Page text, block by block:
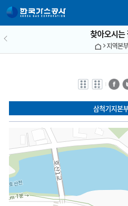
찾아오시는
지역본부
전자점자
바로보기
전자점자
다운로드
페이스북
트
삼척기지본